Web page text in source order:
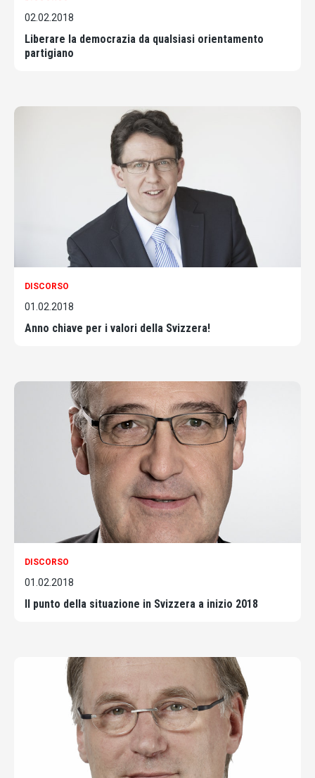
02.02.2018
Liberare la democrazia da qualsiasi orientamento
partigiano
DISCORSO
01.02.2018
Anno chiave per i valori della Svizzera!
DISCORSO
01.02.2018
Il punto della situazione in Svizzera a inizio 2018